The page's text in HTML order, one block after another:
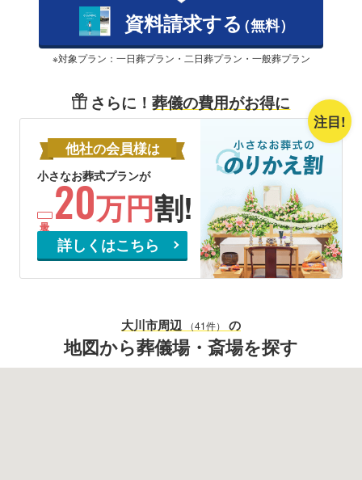
資料請求する（無料）
※対象プラン：一日葬プラン・二日葬プラン・一般葬プラン
さらに！葬儀の費用がお得に
注目!
他社の会員様は
小さなお葬式プランが
20万円割!
詳しくはこちら
大川市周辺 （41件） の
地図から葬儀場・斎場を探す